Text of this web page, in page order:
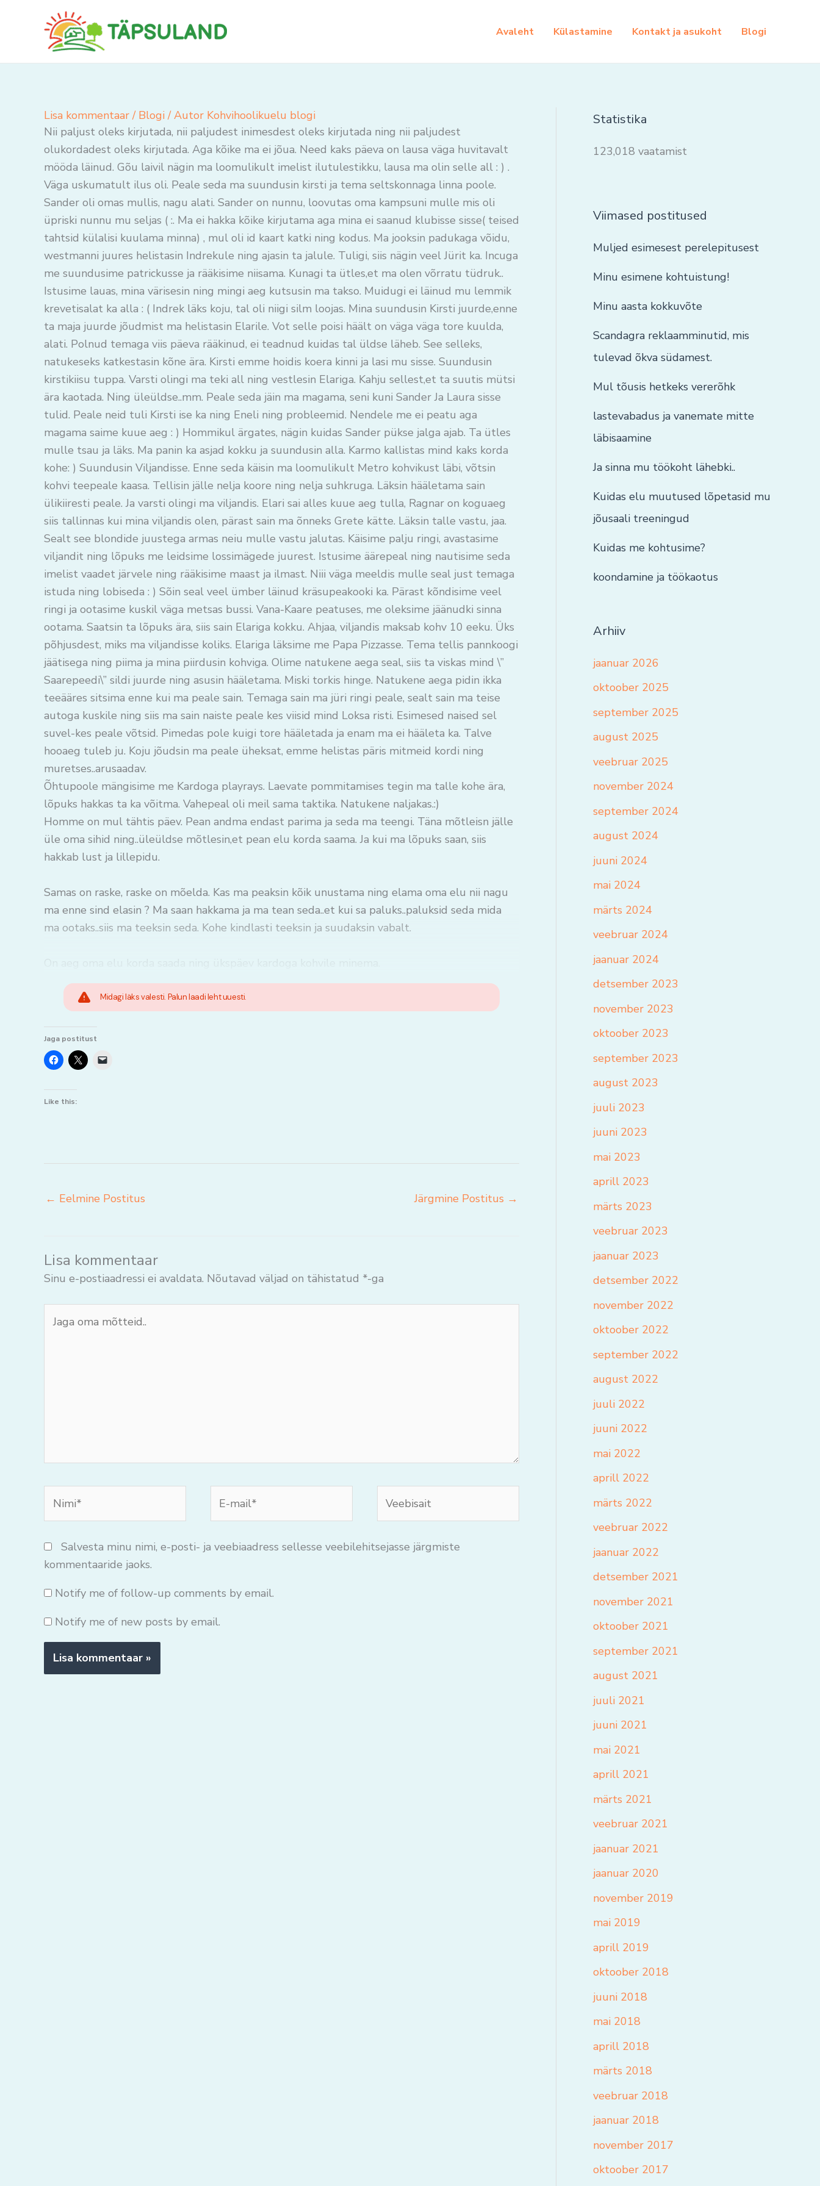
Avaleht Külastamine Kontakt ja asukoht Blogi
Lisa kommentaar / Blogi/ Autor Kohvihoolikuelu blogi
Nii paljust oleks kirjutada, nii paljudest inimesdest oleks kirjutada ning nii paljudest
olukordadest oleks kirjutada. Aga kõike ma ei jõua. Need kaks päeva on lausa väga huvitavalt
mööda läinud. Gõu laivil nägin ma loomulikult imelist ilutulestikku, lausa ma olin selle all : ) .
Väga uskumatult ilus oli. Peale seda ma suundusin kirsti ja tema seltskonnaga linna poole.
Sander oli omas mullis, nagu alati. Sander on nunnu, loovutas oma kampsuni mulle mis oli
üpriski nunnu mu seljas ( :. Ma ei hakka kõike kirjutama aga mina ei saanud klubisse sisse( teised
tahtsid külalisi kuulama minna) , mul oli id kaart katki ning kodus. Ma jooksin padukaga võidu,
westmanni juures helistasin Indrekule ning ajasin ta jalule. Tuligi, siis nägin veel Jürit ka. Incuga
me suundusime patrickusse ja rääkisime niisama. Kunagi ta ütles,et ma olen võrratu tüdruk..
Istusime lauas, mina värisesin ning mingi aeg kutsusin ma takso. Muidugi ei läinud mu lemmik
krevetisalat ka alla : ( Indrek läks koju, tal oli niigi silm loojas. Mina suundusin Kirsti juurde,enne
ta maja juurde jõudmist ma helistasin Elarile. Vot selle poisi häält on väga väga tore kuulda,
alati. Polnud temaga viis päeva rääkinud, ei teadnud kuidas tal üldse läheb. See selleks,
natukeseks katkestasin kõne ära. Kirsti emme hoidis koera kinni ja lasi mu sisse. Suundusin
kirstikiisu tuppa. Varsti olingi ma teki all ning vestlesin Elariga. Kahju sellest,et ta suutis mütsi
ära kaotada. Ning üleüldse..mm. Peale seda jäin ma magama, seni kuni Sander Ja Laura sisse
tulid. Peale neid tuli Kirsti ise ka ning Eneli ning probleemid. Nendele me ei peatu aga
magama saime kuue aeg : ) Hommikul ärgates, nägin kuidas Sander pükse jalga ajab. Ta ütles
mulle tsau ja läks. Ma panin ka asjad kokku ja suundusin alla. Karmo kallistas mind kaks korda
kohe: ) Suundusin Viljandisse. Enne seda käisin ma loomulikult Metro kohvikust läbi, võtsin
kohvi teepeale kaasa. Tellisin jälle nelja koore ning nelja suhkruga. Läksin hääletama sain
ülikiiresti peale. Ja varsti olingi ma viljandis. Elari sai alles kuue aeg tulla, Ragnar on koguaeg
siis tallinnas kui mina viljandis olen, pärast sain ma õnneks Grete kätte. Läksin talle vastu, jaa.
Sealt see blondide juustega armas neiu mulle vastu jalutas. Käisime palju ringi, avastasime
viljandit ning lõpuks me leidsime lossimägede juurest. Istusime äärepeal ning nautisime seda
imelist vaadet järvele ning rääkisime maast ja ilmast. Niii väga meeldis mulle seal just temaga
istuda ning lobiseda : ) Sõin seal veel ümber läinud kräsupeakooki ka. Pärast kõndisime veel
ringi ja ootasime kuskil väga metsas bussi. Vana-Kaare peatuses, me oleksime jäänudki sinna
ootama. Saatsin ta lõpuks ära, siis sain Elariga kokku. Ahjaa, viljandis maksab kohv 10 eeku. Üks
põhjusdest, miks ma viljandisse koliks. Elariga läksime me Papa Pizzasse. Tema tellis pannkoogi
jäätisega ning piima ja mina piirdusin kohviga. Olime natukene aega seal, siis ta viskas mind \”
Saarepeedi\” sildi juurde ning asusin hääletama. Miski torkis hinge. Natukene aega pidin ikka
teeääres sitsima enne kui ma peale sain. Temaga sain ma jüri ringi peale, sealt sain ma teise
autoga kuskile ning siis ma sain naiste peale kes viisid mind Loksa risti. Esimesed naised sel
suvel-kes peale võtsid. Pimedas pole kuigi tore hääletada ja enam ma ei hääleta ka. Talve
hooaeg tuleb ju. Koju jõudsin ma peale üheksat, emme helistas päris mitmeid kordi ning
muretses..arusaadav.
Õhtupoole mängisime me Kardoga playrays. Laevate pommitamises tegin ma talle kohe ära,
lõpuks hakkas ta ka võitma. Vahepeal oli meil sama taktika. Natukene naljakas.:)
Homme on mul tähtis päev. Pean andma endast parima ja seda ma teengi. Täna mõtleisn jälle
üle oma sihid ning..üleüldse mõtlesin,et pean elu korda saama. Ja kui ma lõpuks saan, siis
hakkab lust ja lillepidu.
Samas on raske, raske on mõelda. Kas ma peaksin kõik unustama ning elama oma elu nii nagu
ma enne sind elasin ? Ma saan hakkama ja ma tean seda..et kui sa paluks..paluksid seda mida
ma ootaks..siis ma teeksin seda. Kohe kindlasti teeksin ja suudaksin vabalt.
Midagi läks valesti. Palun laadi leht uuesti.
Jaga postitust
Like this:
← Eelmine Postitus Järgmine Postitus →
Lisa kommentaar
Sinu e-postiaadressi ei avaldata. Nõutavad väljad on tähistatud *-ga
oma
mail*
Salvesta minu nimi, e-posti- ja veebiaadress sellesse veebilehitsejasse järgmiste
kommentaaride jaoks.
Notify me of follow-up comments by email.
Notify me of new posts by email.
Statistika
123,018 vaatamist
Viimased postitused
Muljed esimesest perelepitusest
Minu esimene kohtuistung!
Minu aasta kokkuvõte
Scandagra reklaamminutid, mis
tulevad õkva südamest.
Mul tõusis hetkeks vererõhk
lastevabadus ja vanemate mitte
läbisaamine
Ja sinna mu töökoht lähebki..
Kuidas elu muutused lõpetasid mu
jõusaali treeningud
Kuidas me kohtusime?
koondamine ja töökaotus
Arhiiv
jaanuar 2026
oktoober 2025
september 2025
august 2025
veebruar 2025
november 2024
september 2024
august 2024
juuni 2024
mai 2024
märts 2024
veebruar 2024
jaanuar 2024
detsember 2023
november 2023
oktoober 2023
september 2023
august 2023
juuli 2023
juuni 2023
mai 2023
aprill 2023
märts 2023
veebruar 2023
jaanuar 2023
detsember 2022
november 2022
oktoober 2022
september 2022
august 2022
juuli 2022
juuni 2022
mai 2022
aprill 2022
märts 2022
veebruar 2022
jaanuar 2022
detsember 2021
november 2021
oktoober 2021
september 2021
august 2021
juuli 2021
juuni 2021
mai 2021
aprill 2021
märts 2021
veebruar 2021
jaanuar 2021
jaanuar 2020
november 2019
mai 2019
aprill 2019
oktoober 2018
juuni 2018
mai 2018
aprill 2018
märts 2018
veebruar 2018
jaanuar 2018
november 2017
oktoober 2017